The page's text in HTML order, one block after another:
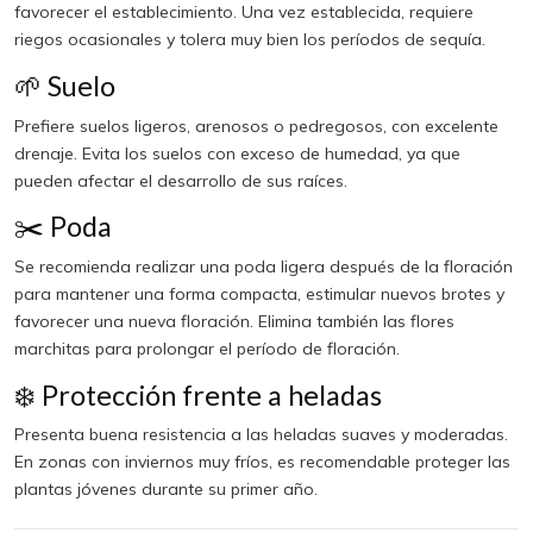
favorecer el establecimiento. Una vez establecida, requiere
riegos ocasionales y tolera muy bien los períodos de sequía.
🌱 Suelo
Prefiere suelos ligeros, arenosos o pedregosos, con excelente
drenaje. Evita los suelos con exceso de humedad, ya que
pueden afectar el desarrollo de sus raíces.
✂️ Poda
Se recomienda realizar una poda ligera después de la floración
para mantener una forma compacta, estimular nuevos brotes y
favorecer una nueva floración. Elimina también las flores
marchitas para prolongar el período de floración.
❄️ Protección frente a heladas
Presenta buena resistencia a las heladas suaves y moderadas.
En zonas con inviernos muy fríos, es recomendable proteger las
plantas jóvenes durante su primer año.